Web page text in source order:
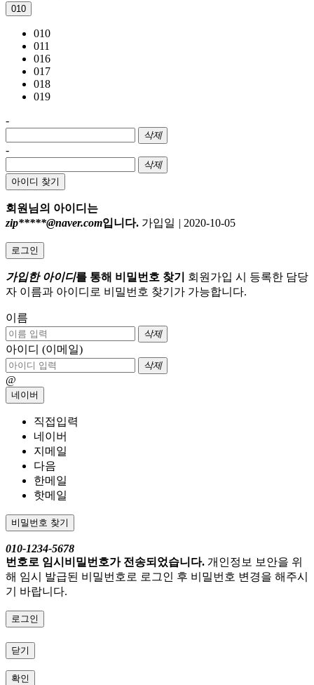
010
010
011
016
017
018
019
-
삭제
-
삭제
아이디 찾기
회원님의 아이디는
zip*****@naver.com입니다. 가입일 | 2020-10-05
로그인
가입한 아이디를 통해 비밀번호 찾기
회원가입 시 등록한 담당
자 이름과 아이디로 비밀번호 찾기가 가능합니다.
이름
삭제
아이디 (이메일)
삭제
@
네이버
직접입력
네이버
지메일
다음
한메일
핫메일
비밀번호 찾기
010-1234-5678
번호로 임시비밀번호가 전송되었습니다. 개인정보 보안을 위
해 임시 발급된 비밀번호로 로그인 후 비밀번호 변경을 해주시
기 바랍니다.
로그인
닫기
확인